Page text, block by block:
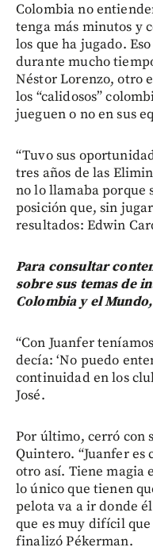
Colombia no
tenga más minutos y
los que ha jugado.
durante mucho
Néstor Lorenzo, otro
los “calidosos”
jueguen o no en sus
“Tuvo sus
tres años de las
no lo llamaba porque
posición que, sin
resultados: Edwin
Para consultar
sobre sus temas de
Colombia y el
“Con Juanfer
decía: ‘No puedo
continuidad en los
José.
Por último, cerró con
Quintero. “Juanfer
otro así. Tiene magia
lo único que tienen
pelota va a ir donde
que es muy difícil
finalizó Pékerman.